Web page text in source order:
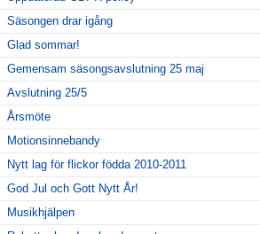
Säsongen drar igång
Glad sommar!
Gemensam säsongsavslutning 25 maj
Avslutning 25/5
Årsmöte
Motionsinnebandy
Nytt lag för flickor födda 2010-2011
God Jul och Gott Nytt År!
Musikhjälpen